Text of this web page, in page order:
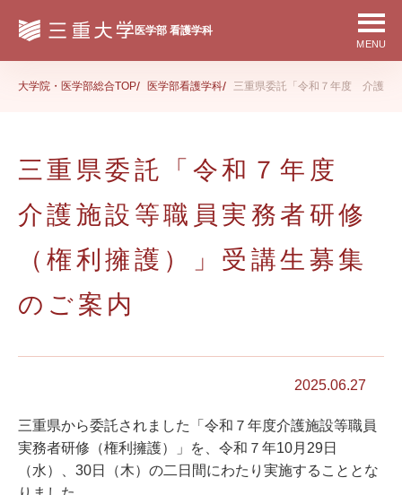
大学院・医学部総合TOP 医学部看護学科 三重県委託「令和７年度 介護施
三重県委託「令和７年度
介護施設等職員実務者研修
（権利擁護）」受講生募集
のご案内
2025.06.27
三重県から委託されました「令和７年度介護施設等職員
実務者研修（権利擁護）」を、令和７年10月 29日
（水）、 30日（木）の二日間にわたり実施することとな